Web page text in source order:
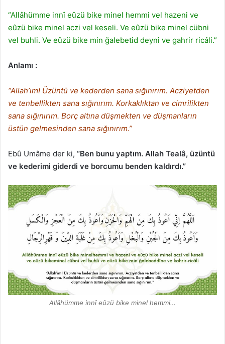
“Allâhümme innî eûzü bike minel hemmi vel hazeni ve
eûzü bike minel aczi vel keseli. Ve eûzü bike minel cübni
vel buhli. Ve eûzü bike min ğalebetid deyni ve gahrir ricâli.”
Anlamı :
“Allah’ım! Üzüntü ve kederden sana sığınırım. Acziyetden
ve tenbellikten sana sığınırım. Korkaklıktan ve cimrilikten
sana sığınırım. Borç altına düşmekten ve düşmanların
üstün gelmesinden sana sığınırım.”
Ebû Umâme der ki, “Ben bunu yaptım. Allah Tealâ, üzüntü
ve kederimi giderdi ve borcumu benden kaldırdı.”
Allâhümme innî eûzü bike minel hemmi…